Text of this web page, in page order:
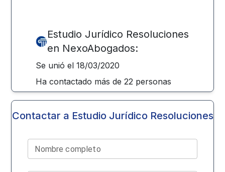
Estudio Jurídico Resoluciones
en NexoAbogados:
Se unió el 18/03/2020
Ha contactado más de22 personas
Contactar a Estudio Jurídico Resoluciones
Nombre completo